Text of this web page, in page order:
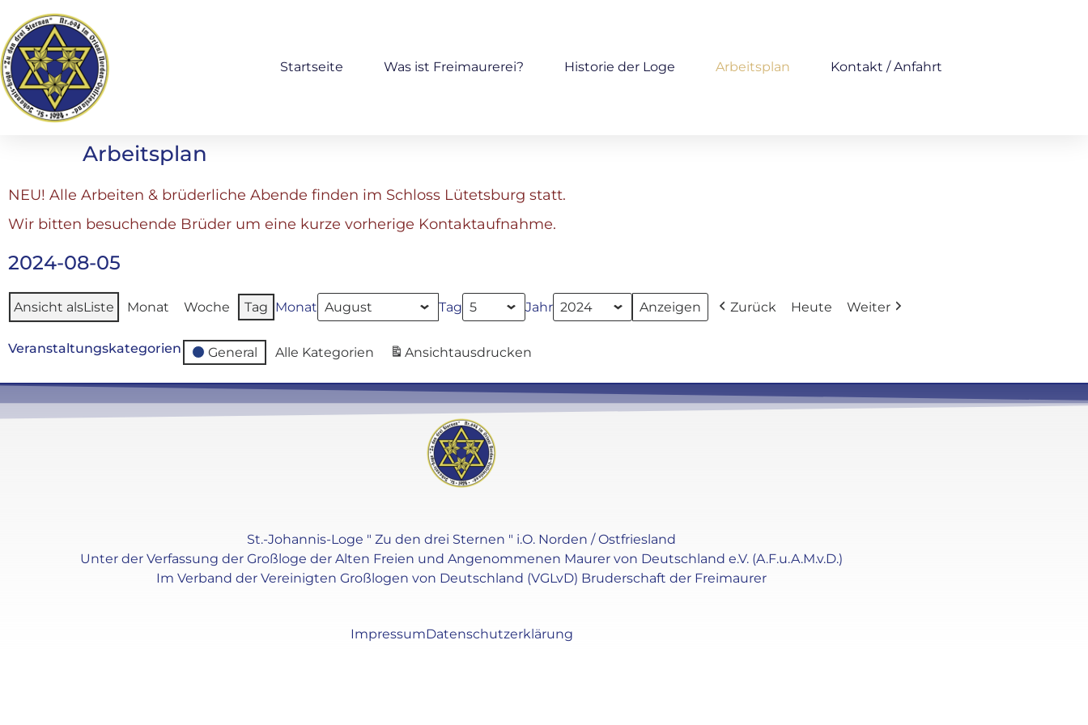
Startseite Was ist Freimaurerei? Historie der Loge Arbeitsplan Kontakt / Anfahrt
Arbeitsplan
NEU! Alle Arbeiten & brüderliche Abende finden im Schloss Lütetsburg statt.
Wir bitten besuchende Brüder um eine kurze vorherige Kontaktaufnahme.
2024-08-05
Ansicht alsListe Monat Woche Tag Monat Tag Jahr Zurück Heute Weiter
Veranstaltungskategorien General Alle Kategorien Ansichtausdrucken
St.-Johannis-Loge " Zu den drei Sternen " i.O. Norden / Ostfriesland
Unter der Verfassung der Großloge der Alten Freien und Angenommenen Maurer von Deutschland e.V. (A.F.u.A.M.v.D.)
Im Verband der Vereinigten Großlogen von Deutschland (VGLvD) Bruderschaft der Freimaurer
ImpressumDatenschutzerklärung